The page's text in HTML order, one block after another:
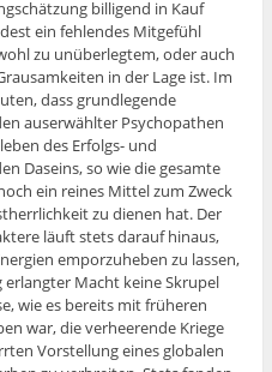
billigend in Kauf
ein fehlendes Mitgefühl
zu unüberlegtem, oder auch
in der Lage ist. Im
dass grundlegende
auserwählter Psychopathen
des Erfolgs- und
Daseins, so wie die gesamte
ein reines Mittel zum Zweck
zu dienen hat. Der
läuft stets darauf hinaus,
emporzuheben zu lassen,
Macht keine Skrupel
wie es bereits mit früheren
war, die verheerende Kriege
Vorstellung eines globalen